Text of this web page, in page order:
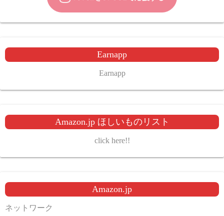
Earnapp
Earnapp
Amazon.jp ほしいものリスト
click here!!
Amazon.jp
ネットワーク